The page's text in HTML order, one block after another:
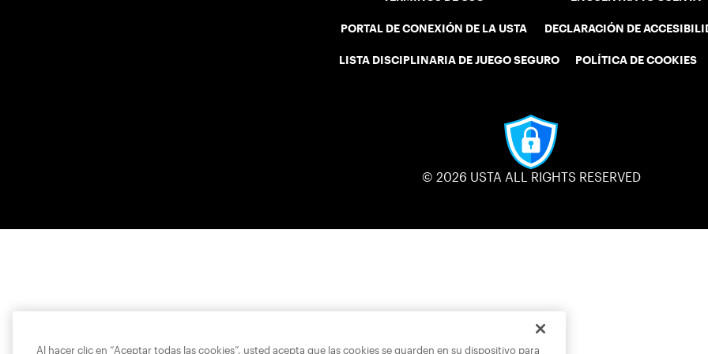
PORTAL DE CONEXIÓN DE LA USTA
LISTA DISCIPLINARIA DE JUEGO SEGURO
DECLARACIÓN DE
POLÍTICA DE COOKIES
© 2026 USTA ALL RIGHTS RESERVED
Al hacer clic en “Aceptar todas las cookies”, usted acepta que las cookies se guarden en su dispositivo para